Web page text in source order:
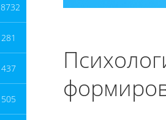
8732
281
437
505